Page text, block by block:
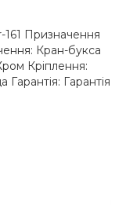
Призначення
Кран-букса
Кріплення:
Гарантія